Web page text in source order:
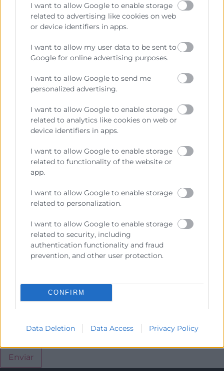
I want to allow Google to enable storage
related to advertising like cookies on web
or device identifiers in apps.
I want to allow my user data to be sent to
Google for online advertising purposes.
I want to allow Google to send me
personalized advertising.
I want to allow Google to enable storage
related to analytics like cookies on web or
device identifiers in apps.
I want to allow Google to enable storage
related to functionality of the website or
app.
I want to allow Google to enable storage
related to personalization.
I want to allow Google to enable storage
related to security, including
authentication functionality and fraud
prevention, and other user protection.
CONFIRM
Data Deletion Data Access Privacy Policy
innovadores para explorar colaboraciones y
encontrar soluciones adaptadas a tus necesidades.
Cofinancia
Contacto
MIRIAM MONDELO
963103951
mmondelo@camaravalencia.com